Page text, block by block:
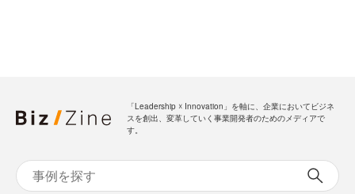
「Leadership ☓ Innovation」を軸に、企業においてビジネ
スを創出、変革していく事業開発者のためのメディアで
す。